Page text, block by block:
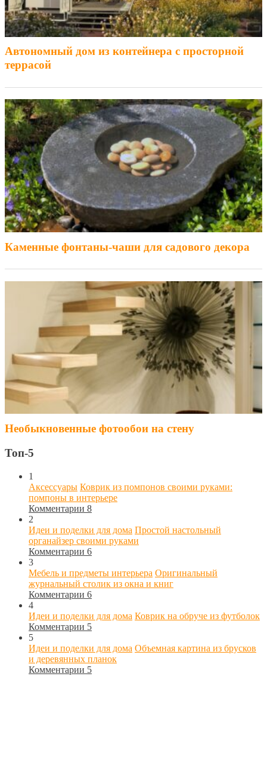
Автономный дом из контейнера с просторной
террасой
Каменные фонтаны-чаши для садового декора
Необыкновенные фотообои на стену
Топ-5
1
Аксессуары Коврик из помпонов своими руками:
помпоны в интерьере
Комментарии 8
2
Идеи и поделки для дома Простой настольный
органайзер своими руками
Комментарии 6
3
Мебель и предметы интерьера Оригинальный
журнальный столик из окна и книг
Комментарии 6
4
Идеи и поделки для дома Коврик на обруче из футболок
Комментарии 5
5
Идеи и поделки для дома Объемная картина из брусков
и деревянных планок
Комментарии 5